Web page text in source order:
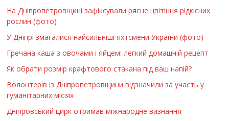
На Дніпропетровщині зафіксували рясне цвітіння рідкісних
рослин (фото)
У Дніпрі змагалися найсильніші яхтсмени України (фото)
Гречана каша з овочами і яйцем: легкий домашній рецепт
Як обрати розмір крафтового стакана під ваш напій?
Волонтерів із Дніпропетровщини відзначили за участь у
гуманітарних місіях
Дніпровський цирк отримав міжнародне визнання